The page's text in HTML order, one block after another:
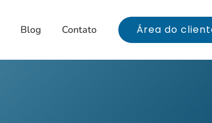
Blog Contato Área do